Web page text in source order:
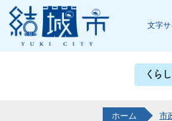
結城市公式ホ
文字
ホーム 市